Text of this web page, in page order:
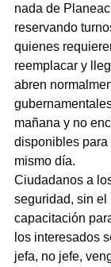
nada de
reservando
quienes
reemplacar y
abren
mañana y no
disponibles
mismo día.
Ciudadanos a
seguridad, sin el
capacitación
los interesados
jefa, no jefe,